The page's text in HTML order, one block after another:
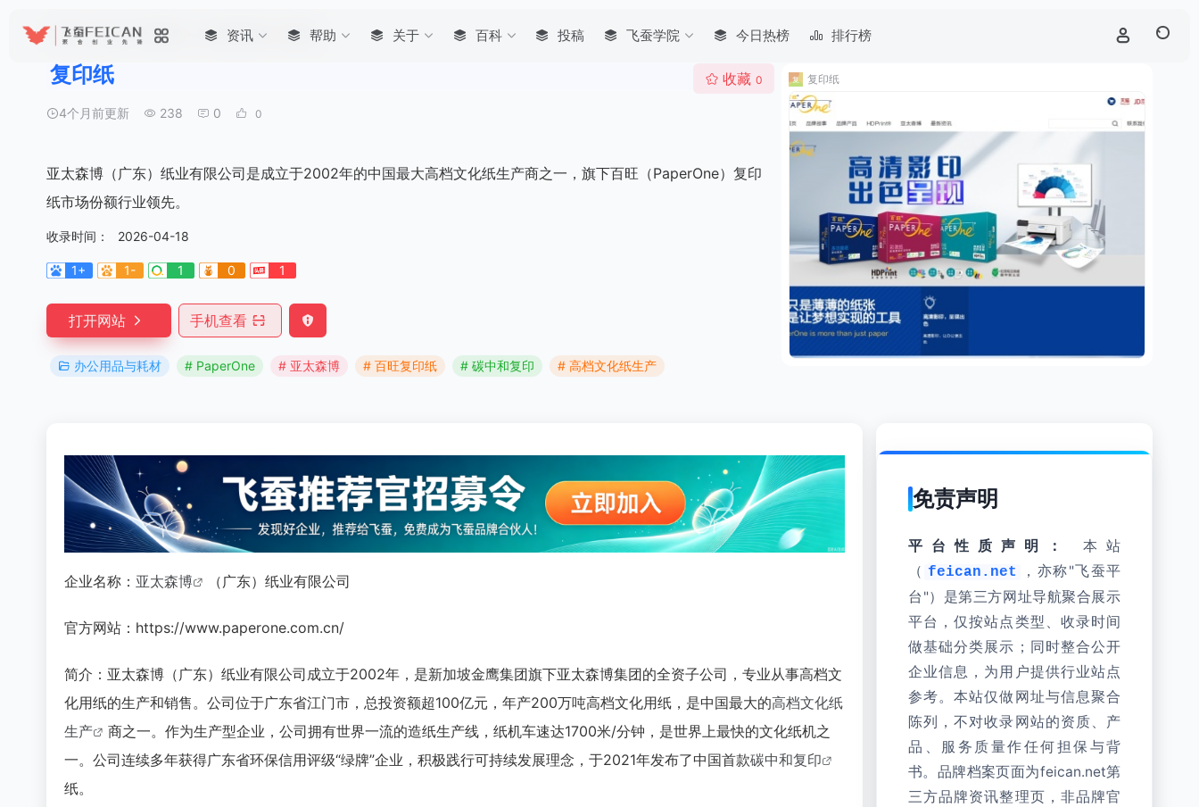
资讯 帮助 关于 百科 投稿 飞蚕学院 今日热榜 排行榜
首页 • 企业办公 专项采购 办公用品与耗材 复印纸
复印纸
4个月前更新 238 0 0
收藏 0
亚太森博（广东）纸业有限公司是成立于2002年的中国最大高档文化纸生产商之一，旗下百旺（PaperOne）复印
纸市场份额行业领先。
收录时间： 2026-04-18
1+ 1- 1 0 1
打开网站 手机查看
办公用品与耗材 # PaperOne # 亚太森博 # 百旺复印纸 # 碳中和复印 # 高档文化纸生产
复印纸
企业名称： 亚太森博 （广东）纸业有限公司
官方网站：https://www.paperone.com.cn/
简介：亚太森博（广东）纸业有限公司成立于2002年，是新加坡金鹰集团旗下亚太森博集团的全资子公司，专业从事高档文
化用纸的生产和销售。公司位于广东省江门市，总投资额超100亿元，年产200万吨高档文化用纸，是中国最大的高档文化纸
生产
商之一。作为生产型企业，公司拥有世界一流的造纸生产线，纸机车速达1700米/分钟，是世界上最快的文化纸机之
一。公司连续多年获得广东省环保信用评级“绿牌”企业，积极践行可持续发展理念，于2021年发布了中国首款碳中和复印
纸。
免责声明
平台性质声明：
本站
（ feican.net
，亦称"飞蚕平
台"）是第三方网址导航聚合展示
平台，仅按站点类型、收录时间
做基础分类展示；同时整合公开
企业信息，为用户提供行业站点
参考。本站仅做网址与信息聚合
陈列，不对收录网站的资质、产
品、服务质量作任何担保与背
书。品牌档案页面为feican.net第
三方品牌资讯整理页，非品牌官